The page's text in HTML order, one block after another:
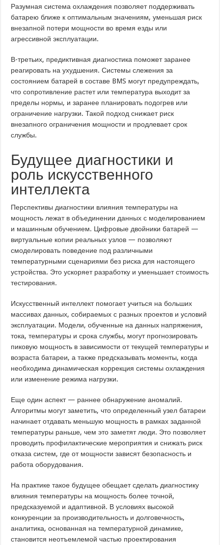
Разумная система охлаждения позволяет поддерживать
батарею ближе к оптимальным значениям, уменьшая риск
внезапной потери мощности во время езды или
агрессивной эксплуатации.
В-третьих, предиктивная диагностика поможет заранее
реагировать на ухудшения. Системы слежения за
состоянием батарей в составе BMS могут предупреждать,
что сопротивление растет или температура выходит за
пределы нормы, и заранее планировать подогрев или
ограничение нагрузки. Такой подход снижает риск
внезапного ограничения мощности и продлевает срок
службы.
Будущее диагностики и
роль искусственного
интеллекта
Перспективы диагностики влияния температуры на
мощность лежат в объединении данных с моделированием
и машинным обучением. Цифровые двойники батарей —
виртуальные копии реальных узлов — позволяют
смоделировать поведение под различными
температурными сценариями без риска для настоящего
устройства. Это ускоряет разработку и уменьшает стоимость
тестирования.
Искусственный интеллект помогает учиться на больших
массивах данных, собираемых с разных проектов и условий
эксплуатации. Модели, обученные на данных напряжения,
тока, температуры и срока службы, могут прогнозировать
пиковую мощность в зависимости от текущей температуры и
возраста батареи, а также предсказывать моменты, когда
необходима динамическая коррекция системы охлаждения
или изменение режима нагрузки.
Еще один аспект — раннее обнаружение аномалий.
Алгоритмы могут заметить, что определенный узел батареи
начинает отдавать меньшую мощность в рамках заданной
температуры раньше, чем это заметят люди. Это позволяет
проводить профилактические мероприятия и снижать риск
отказа систем, где от мощности зависят безопасность и
работа оборудования.
На практике такое будущее обещает сделать диагностику
влияния температуры на мощность более точной,
предсказуемой и адаптивной. В условиях высокой
конкуренции за производительность и долговечность,
аналитика, основанная на температурной динамике,
становится неотъемлемой частью проектирования